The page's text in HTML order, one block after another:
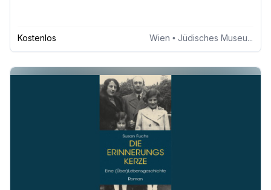
Kostenlos Wien • Jüdisches Museum Wien